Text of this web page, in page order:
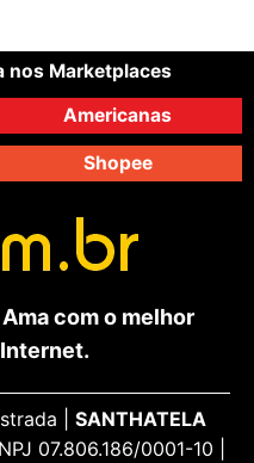
nos Marketplaces
Americanas
Shopee
com o melhor
| SANTHATELA
07.806.186/0001-10 |